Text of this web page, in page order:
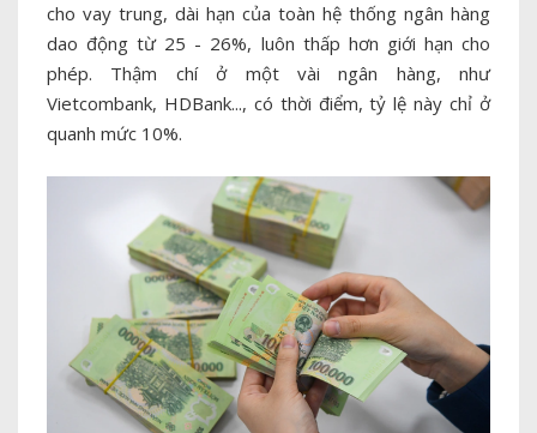
cho vay trung, dài hạn của toàn hệ thống ngân hàng
dao động từ 25 - 26%, luôn thấp hơn giới hạn cho
phép. Thậm chí ở một vài ngân hàng, như
Vietcombank, HDBank..., có thời điểm, tỷ lệ này chỉ ở
quanh mức 10%.